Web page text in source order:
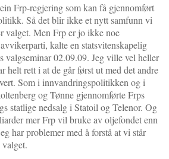
Frp-regjering som kan få gjennomført
Så det blir ikke et nytt samfunn vi
valget. Men Frp er jo ikke noe
kalte en statsvitenskapelig
valgseminar 02.09.09. Jeg ville vel heller
helt rett i at de går først ut med det andre
Som i innvandringspolitikken og i
og Tønne gjennomførte Frps
statlige nedsalg i Statoil og Telenor. Og
mer Frp vil bruke av oljefondet enn
har problemer med å forstå at vi står